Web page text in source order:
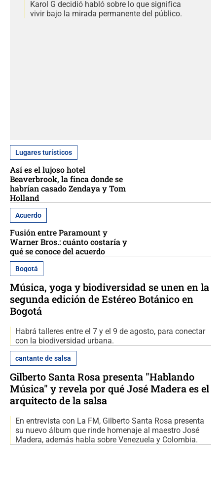
Karol G decidió habló sobre lo que significa
vivir bajo la mirada permanente del público.
Lugares turísticos
Así es el lujoso hotel
Beaverbrook, la finca donde se
habrían casado Zendaya y Tom
Holland
Acuerdo
Fusión entre Paramount y
Warner Bros.: cuánto costaría y
qué se conoce del acuerdo
Bogotá
Música, yoga y biodiversidad se unen en la
segunda edición de Estéreo Botánico en
Bogotá
Habrá talleres entre el 7 y el 9 de agosto, para conectar
con la biodiversidad urbana.
cantante de salsa
Gilberto Santa Rosa presenta "Hablando
Música" y revela por qué José Madera es el
arquitecto de la salsa
En entrevista con La FM, Gilberto Santa Rosa presenta
su nuevo álbum que rinde homenaje al maestro José
Madera, además habla sobre Venezuela y Colombia.